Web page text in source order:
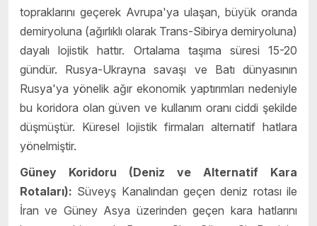
topraklarını geçerek Avrupa'ya ulaşan, büyük oranda
demiryoluna (ağırlıklı olarak Trans-Sibirya demiryoluna)
dayalı lojistik hattır. Ortalama taşıma süresi 15-20
gündür. Rusya-Ukrayna savaşı ve Batı dünyasının
Rusya'ya yönelik ağır ekonomik yaptırımları nedeniyle
bu koridora olan güven ve kullanım oranı ciddi şekilde
düşmüştür. Küresel lojistik firmaları alternatif hatlara
yönelmiştir.
Güney Koridoru (Deniz ve Alternatif Kara
Rotaları): Süveyş Kanalından geçen deniz rotasıile
İran ve Güney Asya üzerinden geçen kara hatlarını